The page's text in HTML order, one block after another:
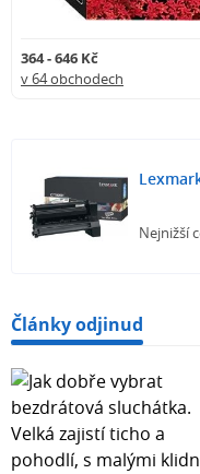
364 - 646 Kč
v 64 obchodech
Nejnižší
Články odjinud